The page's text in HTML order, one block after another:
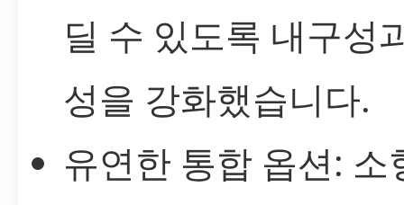
딜 수 있도록 내구성
성을 강화했습니다.
유연한 통합 옵션: 소